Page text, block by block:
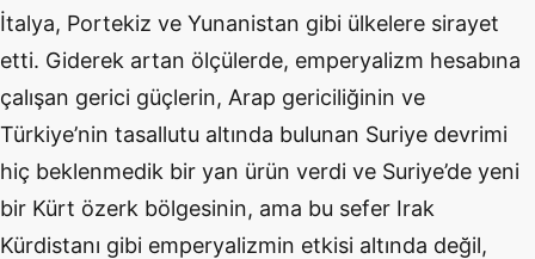
İtalya, Portekiz ve Yunanistan gibi ülkelere sirayet
etti. Giderek artan ölçülerde, emperyalizm hesabına
çalışan gerici güçlerin, Arap gericiliğinin ve
Türkiye’nin tasallutu altında bulunan Suriye devrimi
hiç beklenmedik bir yan ürün verdi ve Suriye’de yeni
bir Kürt özerk bölgesinin, ama bu sefer Irak
Kürdistanı gibi emperyalizmin etkisi altında değil,